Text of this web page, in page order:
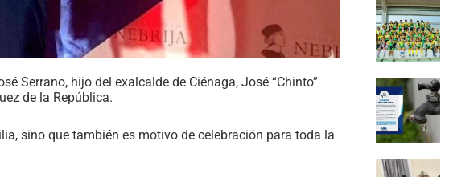
Serrano, hijo del exalcalde de Ciénaga, José “Chinto”
de la República.
sino que también es motivo de celebración para toda la